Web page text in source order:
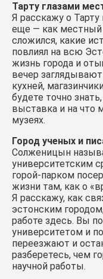
Тарту глазами
Я расскажу о Тарту
еще — как местный
сложился, какие
повлиял на всю
жизнь города и
вечер
кухней,
будете точно
выставка и на что
музеях.
Город ученых и
Солженицын
университетским
горой-парком
жизни там, как о
Я расскажу, как
эстонским
работе здесь. Вы
университетом и
переезжают и
разберетесь, чем
научной работы.